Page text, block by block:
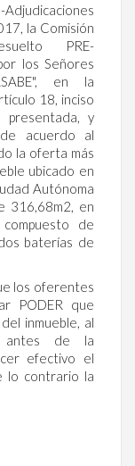
la Comisión
PRE-
los Señores
en la
18, inciso
y
acuerdo al
la oferta más
ubicado en
Autónoma
316,68m2, en
de
baterías de
los oferentes
PODER que
inmueble, al
antes de la
efectivo el
lo contrario la